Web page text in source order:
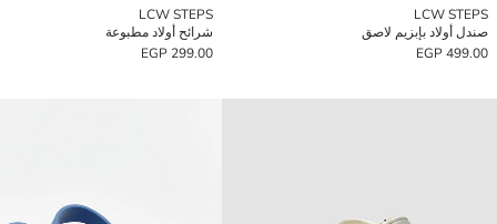
LCW STEPS
صندل أولاد بإبزيم لاصق
499.00 EGP
LCW STEPS
شرائح أولاد مطبوعة
299.00 EGP